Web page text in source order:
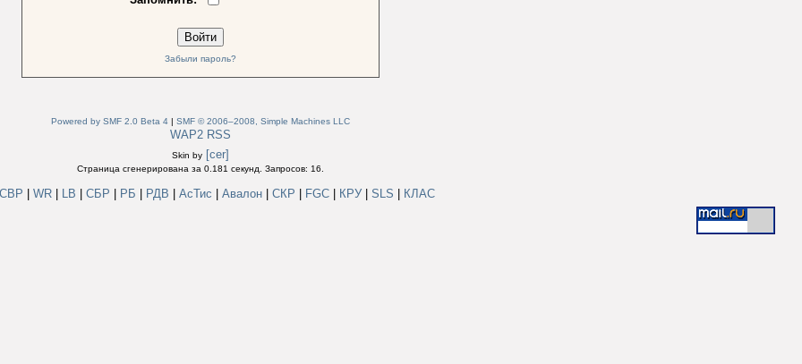
Забыли пароль?
Powered by SMF 2.0 Beta 4 SMF © 2006–2008, Simple Machines LLC
WAP2 RSS
Skin by [cer]
Страница сгенерирована за 0.181 секунд. Запросов: 16.
СВР WR LB СБР РБ РДВ АсТис Авалон СКР FGC КРУ SLS КЛАС